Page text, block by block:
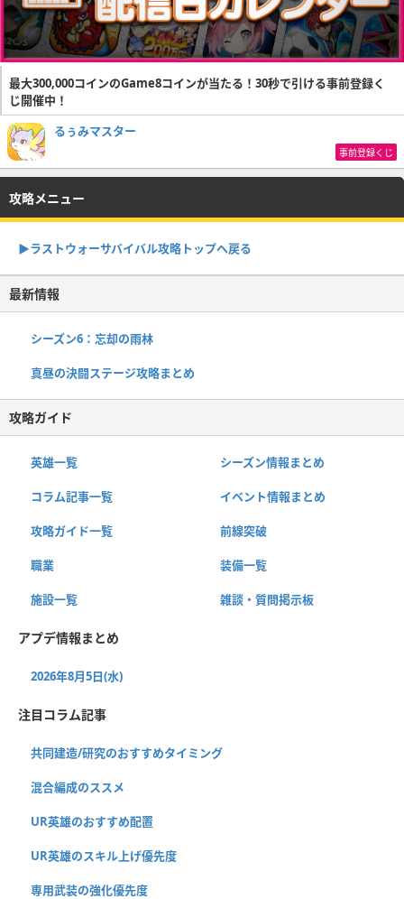
最大300,000コインのGame8コインが当たる！30秒で引ける事前登録く
じ開催中！
るぅみマスター
事前登録くじ
攻略メニュー
▶︎ラストウォーサバイバル攻略トップへ戻る
最新情報
シーズン6：忘却の雨林
真昼の決闘ステージ攻略まとめ
攻略ガイド
英雄一覧 シーズン情報まとめ
コラム記事一覧 イベント情報まとめ
攻略ガイド一覧 前線突破
職業 装備一覧
施設一覧 雑談・質問掲示板
アプデ情報まとめ
2026年8月5日(水)
注目コラム記事
共同建造/研究のおすすめタイミング
混合編成のススメ
UR英雄のおすすめ配置
UR英雄のスキル上げ優先度
専用武装の強化優先度